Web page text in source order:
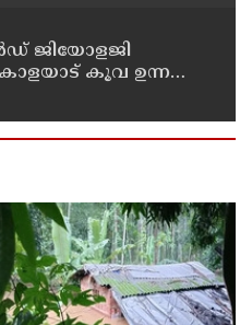
ജിയോളജി
കൂവ ഉന്നതി